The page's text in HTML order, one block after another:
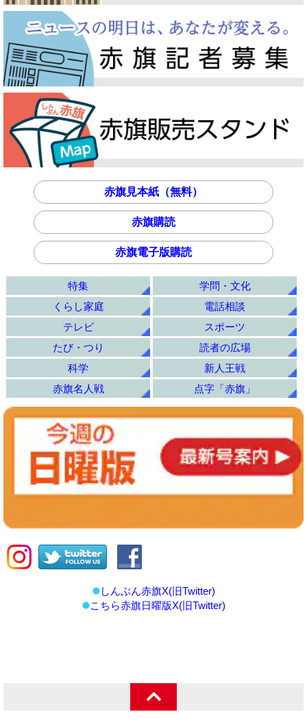
赤旗見本紙（無料）
赤旗購読
赤旗電子版購読
特集
学問・文化
くらし家庭
電話相談
テレビ
スポーツ
たび・つり
読者の広場
科学
新人王戦
赤旗名人戦
点字「赤旗」
しんぶん赤旗X(旧Twitter)
こちら赤旗日曜版X(旧Twitter)